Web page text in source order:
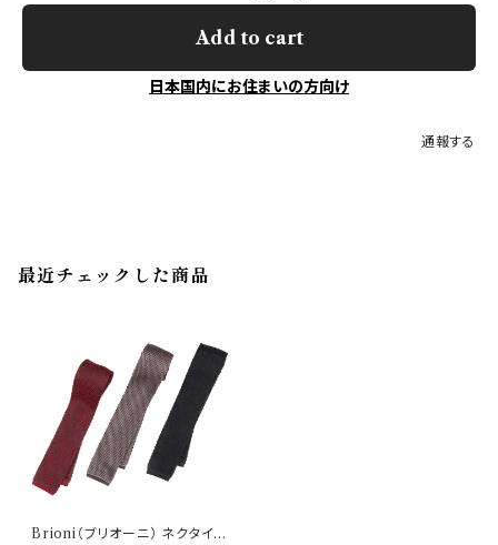
Add to cart
日本国内にお住まいの方向け
通報する
最近チェックした商品
Brioni（ブリオーニ） ネクタイ